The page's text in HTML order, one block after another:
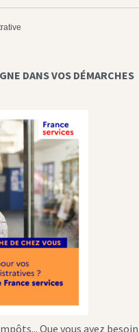
DANS VOS DÉMARCHES
Que vous ayez besoin